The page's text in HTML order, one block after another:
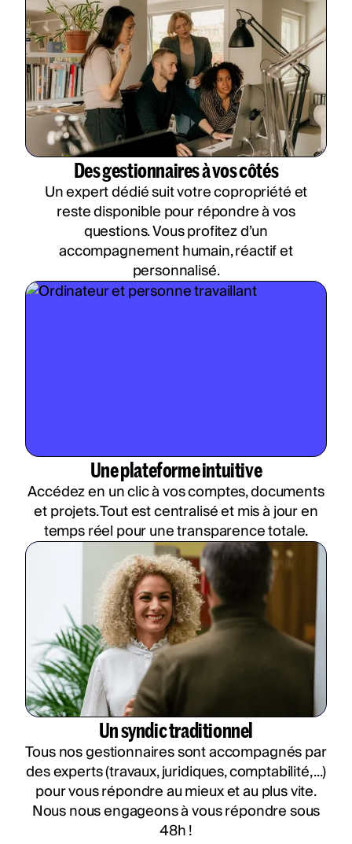
Des gestionnaires à vos côtés
Un expert dédié suit votre copropriété et
reste disponible pour répondre à vos
questions. Vous profitez d’un
accompagnement humain, réactif et
personnalisé.
Une plateforme intuitive
Accédez en un clic à vos comptes, documents
et projets. Tout est centralisé et mis à jour en
temps réel pour une transparence totale.
Un syndic traditionnel
Tous nos gestionnaires sont accompagnés par
des experts (travaux, juridiques, comptabilité, ...)
pour vous répondre au mieux et au plus vite.
Nous nous engageons à vous répondre sous
48h !